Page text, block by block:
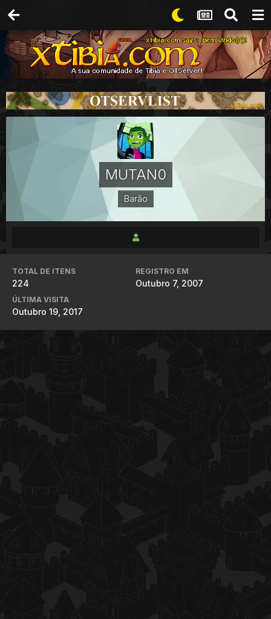
MUTAN0
Barão
TOTAL DE ITENS
224
REGISTRO EM
Outubro 7, 2007
ÚLTIMA VISITA
Outubro 19, 2017